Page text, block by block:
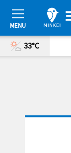
33°C